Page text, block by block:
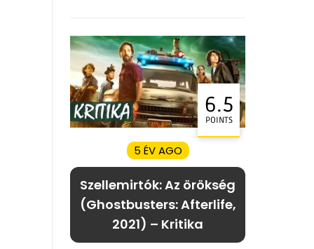
6.5
POINTS
5 ÉV AGO
Szellemirtók: Az örökség
(Ghostbusters: Afterlife,
2021) – Kritika